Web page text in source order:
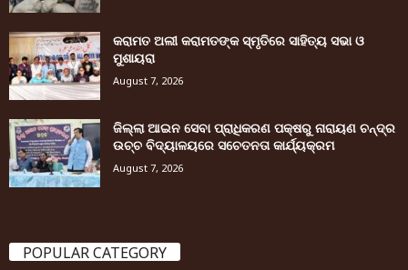
କରାମତ ଅଲୀ କରାମତଙ୍କ ସ୍ମୃତିରେ ସାହିତ୍ୟ ସଭା ଓ
ମୁଶାୟରା
August 7, 2026
ଜିଲ୍ଲା ଆଇନ ସେବା ପ୍ରାଧିକରଣ ପକ୍ଷରୁ ନାରାୟଣ ଚନ୍ଦ୍ର
ଉଚ୍ଚ ବିଦ୍ୟାଳୟରେ ସଚେତନତା କାର୍ଯ୍ୟକ୍ରମ
August 7, 2026
POPULAR CATEGORY